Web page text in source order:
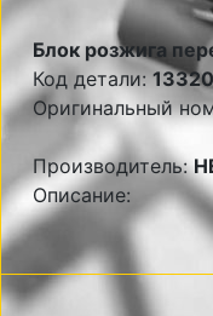
Блок розжига
Код детали:
Оригинальный
Производитель:
Описание: